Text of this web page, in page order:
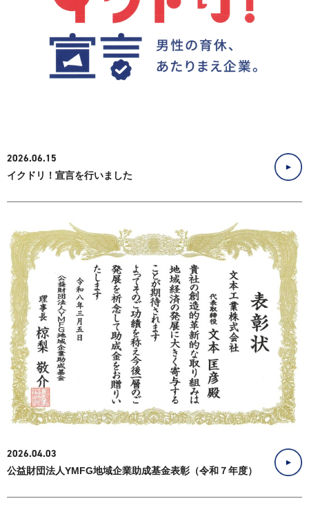
CONTACT
2026.06.15
イクドリ！宣言を行いました
2026.04.03
公益財団法人YMFG地域企業助成基金表彰（令和７年度）